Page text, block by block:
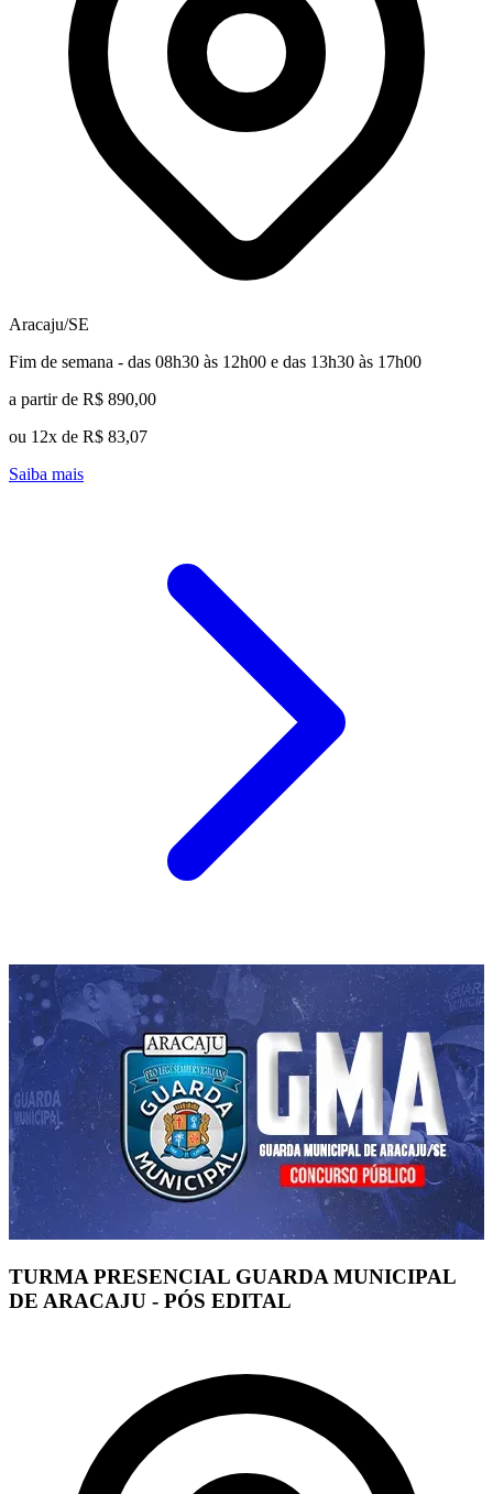
Aracaju/SE
Fim de semana - das 08h30 às 12h00 e das 13h30 às 17h00
a partir de R$ 890,00
ou 12x de R$ 83,07
Saiba mais
TURMA PRESENCIAL GUARDA MUNICIPAL
DE ARACAJU - PÓS EDITAL